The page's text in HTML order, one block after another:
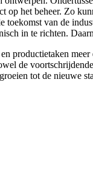
op het beheer. Zo
van de
in te richten.
productietaken
de
tot de nieuwe